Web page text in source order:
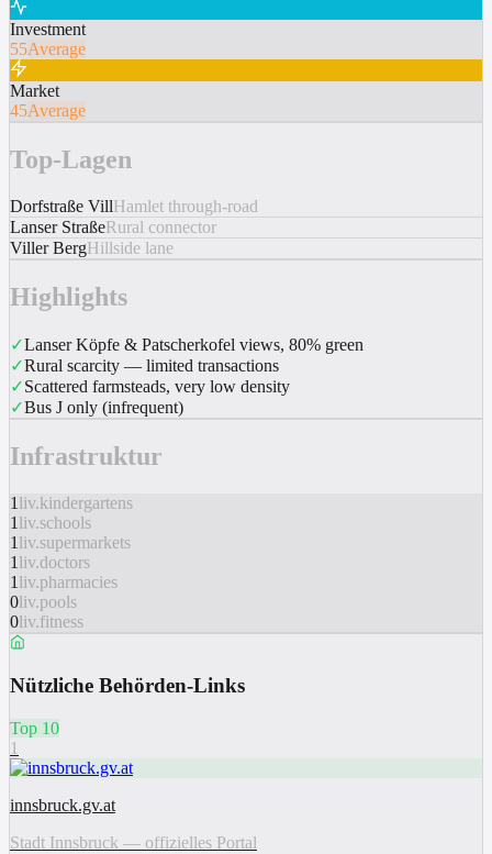
Investment
55Average
Market
45Average
Top-Lagen
Dorfstraße VillHamlet through-road
Lanser StraßeRural connector
Viller BergHillside lane
Highlights
✓Lanser Köpfe & Patscherkofel views, 80% green
✓Rural scarcity — limited transactions
✓Scattered farmsteads, very low density
✓Bus J only (infrequent)
Infrastruktur
1 liv.kindergartens
1 liv.schools
1 liv.supermarkets
1 liv.doctors
1 liv.pharmacies
0liv.pools
0liv.fitness
Nützliche Behörden-Links
Top 10
1
innsbruck.gv.at
Stadt Innsbruck — offizielles Portal